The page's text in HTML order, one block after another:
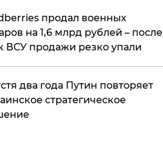
продал военных
на 1,6 млрд рублей – после
ВСУ продажи резко упали
два года Путин повторяет
стратегическое